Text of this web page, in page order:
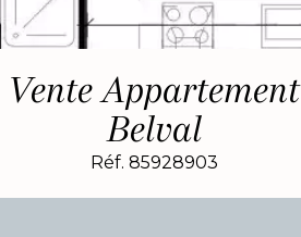
Vente Appartement
Belval
Réf. 85928903